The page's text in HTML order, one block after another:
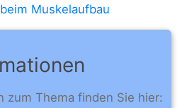
Muskelaufbau
zum Thema finden Sie hier: